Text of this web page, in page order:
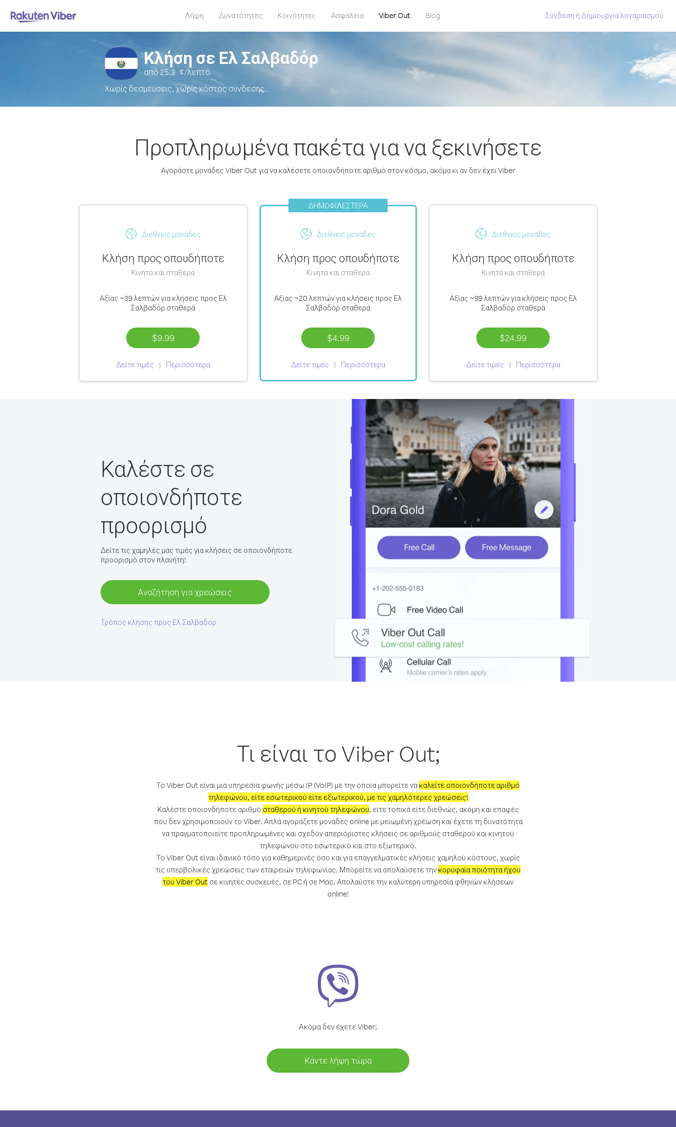
Λήψη Δυνατότητες Κοινότητες Ασφάλεια Viber Out Blog Σύνδεση ή Δημιουργία λογαριασμού
Κλήση σε Ελ Σαλβαδόρ
από 25.3 ¢/λεπτό
Χωρίς δεσμεύσεις, χωρίς κόστος σύνδεσης
Προπληρωμένα πακέτα για να ξεκινήσετε
Αγοράστε μονάδες Viber Out για να καλέσετε οποιονδήποτε αριθμό στον κόσμο, ακόμα κι αν δεν έχει Viber
Διεθνείς μονάδες
Κλήση προς οπουδήποτε
Κινητά και σταθερά
Αξίας ~39 λεπτώνγια κλήσεις προς Ελ
Σαλβαδόρ σταθερά
$9.99
Δείτε τιμές Περισσότερα
ΔΗΜΟΦΙΛΈΣΤΕΡΑ
Διεθνείς μονάδες
Κλήση προς οπουδήποτε
Κινητά και σταθερά
Αξίας ~20 λεπτώνγια κλήσεις προς Ελ
Σαλβαδόρ σταθερά
$4.99
Δείτε τιμές Περισσότερα
Διεθνείς μονάδες
Κλήση προς οπουδήποτε
Κινητά και σταθερά
Αξίας ~99 λεπτώνγια κλήσεις προς Ελ
Σαλβαδόρ σταθερά
$24.99
Δείτε τιμές Περισσότερα
Καλέστε σε
οποιονδήποτε
προορισμό
Δείτε τις χαμηλές μας τιμές για κλήσεις σε οποιονδήποτε
προορισμό στον πλανήτη!
Αναζήτηση για χρεώσεις
Τρόπος κλήσης προς Ελ Σαλβαδόρ
Τι είναι το Viber Out;
Το Viber Out είναι μια υπηρεσία φωνής μέσω IP (VoIP) με την οποία μπορείτε να καλείτε οποιονδήποτε αριθμό
τηλεφώνου, είτε εσωτερικού είτε εξωτερικού, με τις χαμηλότερες χρεώσεις!
Καλέστε οποιονδήποτε αριθμό σταθερού ή κινητού τηλεφώνου, είτε τοπικά είτε διεθνώς, ακόμη και επαφές
που δεν χρησιμοποιούν το Viber. Απλά αγοράζετε μονάδες online με μειωμένη χρέωση και έχετε τη δυνατότητα
να πραγματοποιείτε προπληρωμένες και σχεδόν απεριόριστες κλήσεις σε αριθμούς σταθερού και κινητού
τηλεφώνου στο εσωτερικό και στο εξωτερικό.
Το Viber Out είναι ιδανικό τόσο για καθημερινές όσο και για επαγγελματικές κλήσεις χαμηλού κόστους, χωρίς
τις υπερβολικές χρεώσεις των εταιρειών τηλεφωνίας. Μπορείτε να απολαύσετε την κορυφαία ποιότητα ήχου
του Viber Out σε κινητές συσκευές, σε PC ή σε Mac. Απολαύστε την καλύτερη υπηρεσία φθηνών κλήσεων
online!
Ακόμα δεν έχετε Viber;
Κάντε λήψη τώρα